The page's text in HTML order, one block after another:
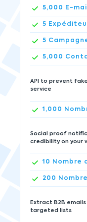
5,000 E-
5
5
5,000
API to prevent
service
1,000
Social proof
credibility on your
10 Nombre
200
Extract B2B
targeted lists